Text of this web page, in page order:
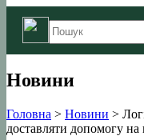
Новини
Головна > Новини >
доставляти допомогу на